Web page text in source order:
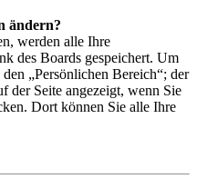
ändern?
werden alle Ihre
des Boards gespeichert. Um
„Persönlichen Bereich“; der
der Seite angezeigt, wenn Sie
Dort können Sie alle Ihre